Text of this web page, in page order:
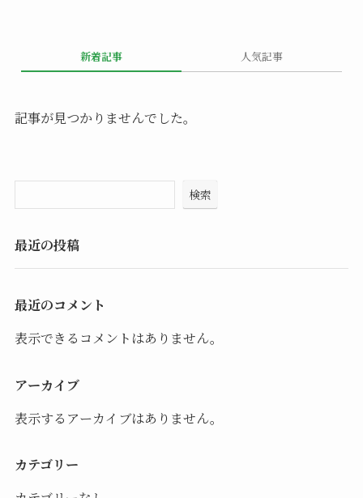
新着記事 人気記事
記事が見つかりませんでした。
検索
最近の投稿
最近のコメント
表示できるコメントはありません。
アーカイブ
表示するアーカイブはありません。
カテゴリー